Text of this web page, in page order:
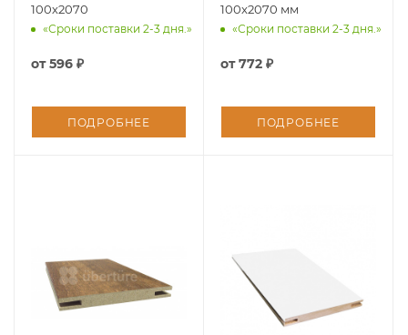
100х2070
«Сроки поставки 2-3 дня.»
от596 ₽
ПОДРОБНЕЕ
100x2070 мм
«Сроки поставки 2-3 дня.»
от772 ₽
ПОДРОБНЕЕ